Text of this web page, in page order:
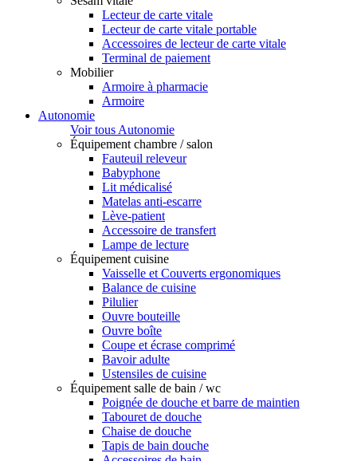
Lecteur de carte vitale
Lecteur de carte vitale portable
Accessoires de lecteur de carte vitale
Terminal de paiement
Mobilier
Armoire à pharmacie
Armoire
Autonomie
Voir tous Autonomie
Équipement chambre / salon
Fauteuil releveur
Babyphone
Lit médicalisé
Matelas anti-escarre
Lève-patient
Accessoire de transfert
Lampe de lecture
Équipement cuisine
Vaisselle et Couverts ergonomiques
Balance de cuisine
Pilulier
Ouvre bouteille
Ouvre boîte
Coupe et écrase comprimé
Bavoir adulte
Ustensiles de cuisine
Équipement salle de bain / wc
Poignée de douche et barre de maintien
Tabouret de douche
Chaise de douche
Tapis de bain douche